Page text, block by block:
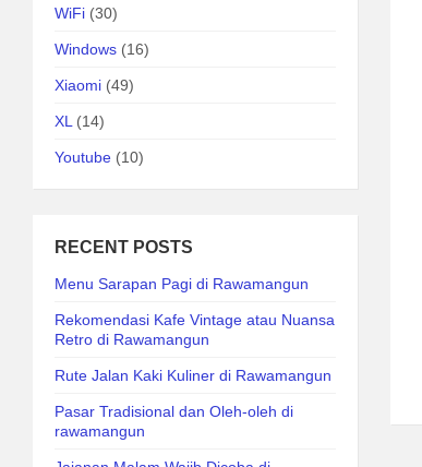
WiFi (30)
Windows (16)
Xiaomi (49)
XL (14)
Youtube (10)
RECENT POSTS
Menu Sarapan Pagi di Rawamangun
Rekomendasi Kafe Vintage atau Nuansa
Retro di Rawamangun
Rute Jalan Kaki Kuliner di Rawamangun
Pasar Tradisional dan Oleh-oleh di
rawamangun